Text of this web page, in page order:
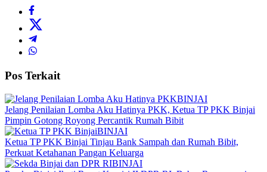
Pos Terkait
BINJAI
Jelang Penilaian Lomba Aku Hatinya PKK, Ketua TP PKK Binjai
Pimpin Gotong Royong Percantik Rumah Bibit
BINJAI
Ketua TP PKK Binjai Tinjau Bank Sampah dan Rumah Bibit,
Perkuat Ketahanan Pangan Keluarga
BINJAI